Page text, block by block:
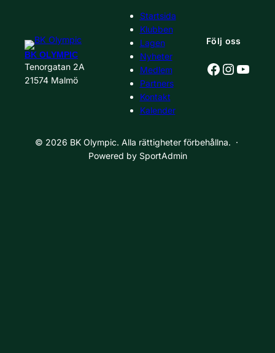
BK OLYMPIC
Tenorgatan 2A
21574 Malmö
Startsida
Klubben
Lagen
Nyheter
Medlem
Partners
Kontakt
Kalender
Följ oss
Facebook
© 2026 BK Olympic. Alla rättigheter förbehållna. ·
Powered by SportAdmin